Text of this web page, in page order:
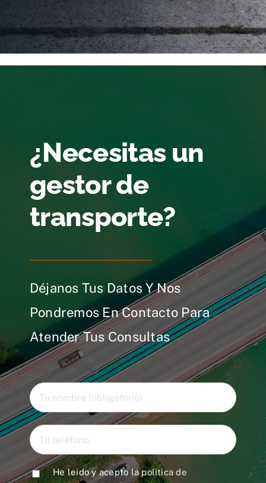
¿Necesitas un
gestor de
transporte?
Déjanos Tus Datos Y Nos
Pondremos En Contacto Para
Atender Tus Consultas
He leido y acepto lapolítica de